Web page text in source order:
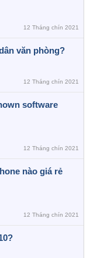
12 Tháng chín 2021
văn phòng?
12 Tháng chín 2021
software
12 Tháng chín 2021
nào giá rẻ
12 Tháng chín 2021